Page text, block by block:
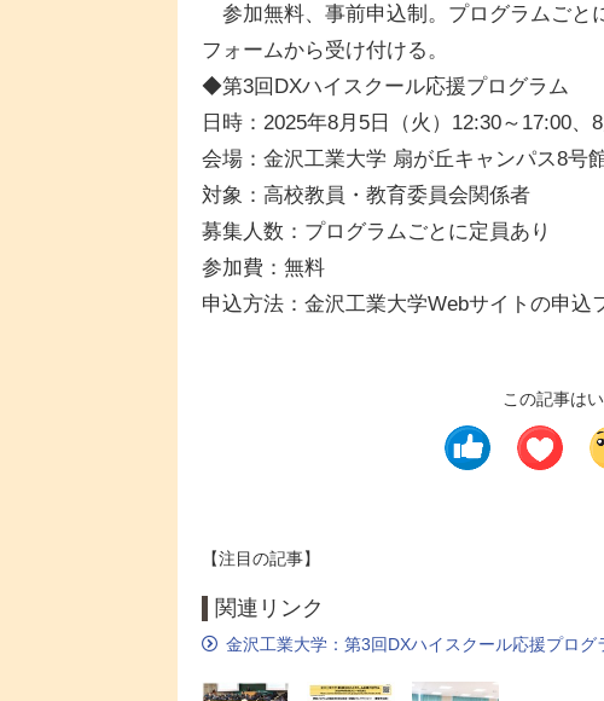
参加無料、事前申込制。プログラムごと
フォームから受け付ける。
◆第3回DXハイスクール応援プログラム
日時：2025年8月5日（火）12:30～17:00、
会場：金沢工業大学 扇が丘キャンパス8号
対象：高校教員・教育委員会関係者
募集人数：プログラムごとに定員あり
参加費：無料
申込方法：金沢工業大学Webサイトの申込
この記事は
【注目の記事】
関連リンク
金沢工業大学：第3回DXハイスクール応援プログ